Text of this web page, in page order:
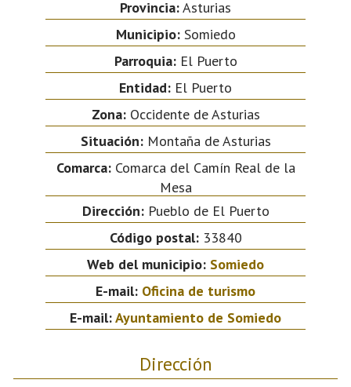
Provincia:Asturias
Municipio:Somiedo
Parroquia:El Puerto
Entidad: El Puerto
Zona:Occidente de Asturias
Situación:Montaña de Asturias
Comarca:Comarca del Camín Real de la
Mesa
Dirección:Pueblo de El Puerto
Código postal:33840
Web del municipio: Somiedo
E-mail: Oficina de turismo
E-mail:Ayuntamiento de Somiedo
Dirección